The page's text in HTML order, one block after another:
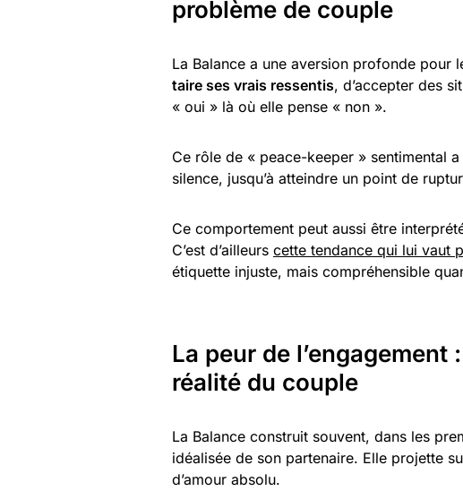
problème de couple
La Balance a une aversion profonde pour
taire ses vrais ressentis, d’accepter des
« oui » là où elle pense « non ».
Ce rôle de « peace-keeper » sentimental
silence, jusqu’à atteindre un point de
Ce comportement peut aussi être
C’est d’ailleurs cette tendance qui lui vaut
étiquette injuste, mais compréhensible
La peur de
réalité du couple
La Balance construit souvent, dans les
idéalisée de son partenaire. Elle projette
d’amour absolu.